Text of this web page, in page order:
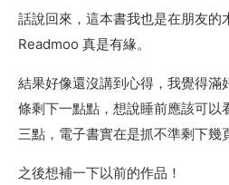
話說回來，這本書我也是在朋友的
Readmoo 真是有緣。
結果好像還沒講到心得，我覺得滿
條剩下一點點，想說睡前應該可
三點，電子書實在是抓不準剩下
之後想補一下以前的作品！